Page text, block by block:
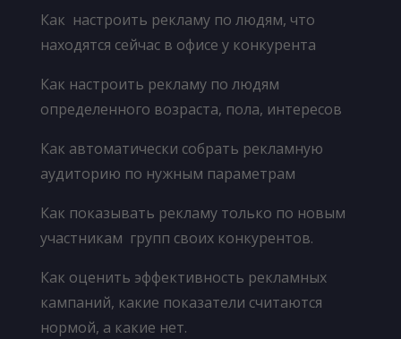
Как настроить рекламу по людям, что
находятся сейчас в офисе у конкурента
Как настроить рекламу по людям
определенного возраста, пола, интересов
Как автоматически собрать рекламную
аудиторию по нужным параметрам
Как показывать рекламу только по новым
участникам групп своих конкурентов.
Как оценить эффективность рекламных
кампаний, какие показатели считаются
нормой, а какие нет.